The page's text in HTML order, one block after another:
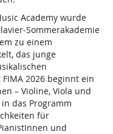
Academy wurde
Sommerakademie
zu einem
das junge
2026 beginnt ein
– Violine, Viola und
das Programm
für
und